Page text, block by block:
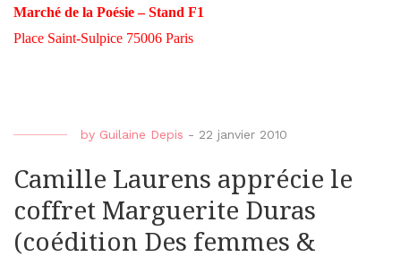
Marché de la Poésie – Stand F1
Place Saint-Sulpice 75006 Paris
by Guilaine Depis - 22 janvier 2010
Camille Laurens apprécie le
coffret Marguerite Duras
(coédition Des femmes &